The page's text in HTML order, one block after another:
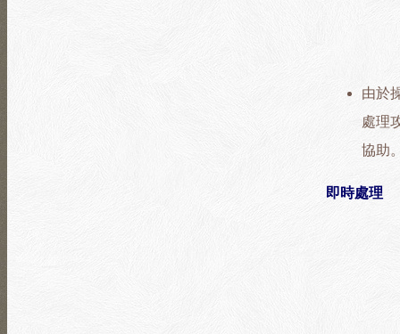
由於
處理
協助
即時處理